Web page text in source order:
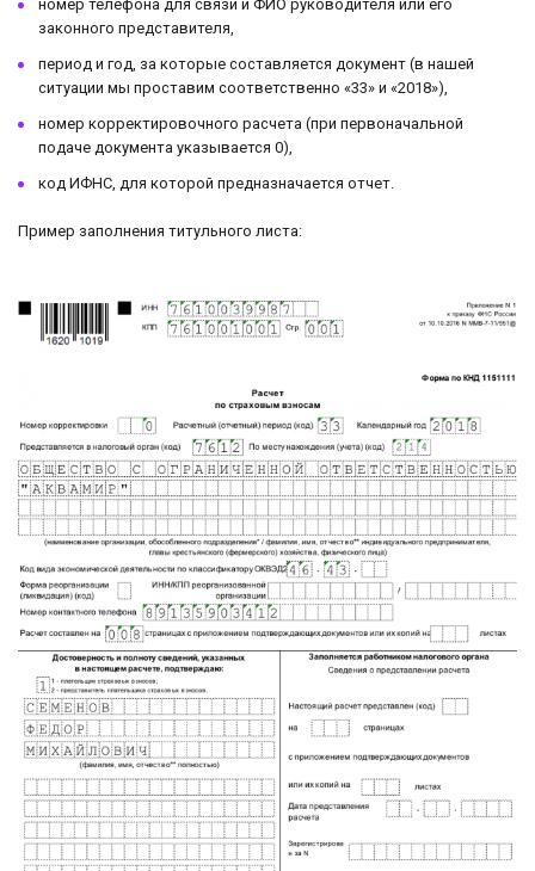
номер телефона для связи и ФИО руководителя или его
законного представителя,
период и год, за которые составляется документ (в нашей
ситуации мы проставим соответственно «33» и «2018»),
номер корректировочного расчета (при первоначальной
подаче документа указывается 0),
код ИФНС, для которой предназначается отчет.
Пример заполнения титульного листа: